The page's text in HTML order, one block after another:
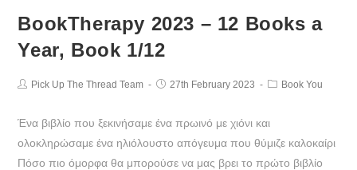
BookTherapy 2023 – 12 Books a
Year, Βook 1/12
Pick Up The Thread Team 27th February 2023 Book You
Ένα βιβλίο που ξεκινήσαμε ένα πρωινό με χιόνι και
ολοκληρώσαμε ένα ηλιόλουστο απόγευμα που θύμιζε καλοκαίρι
Πόσο πιο όμορφα θα μπορούσε να μας βρει το πρώτο βιβλίο